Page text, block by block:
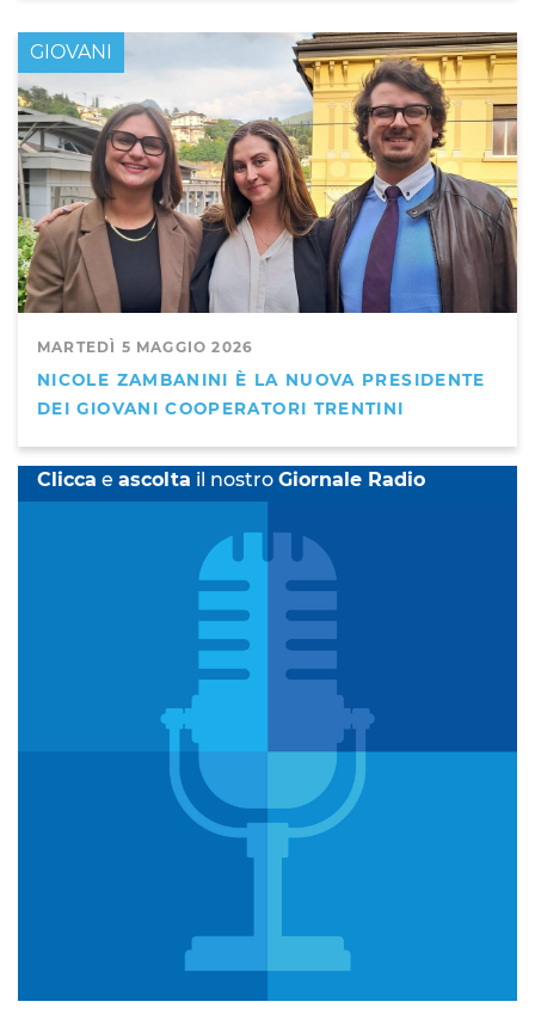
MARTEDÌ 5 MAGGIO 2026
NICOLE ZAMBANINI È LA NUOVA PRESIDENTE
DEI GIOVANI COOPERATORI TRENTINI
GIOVANI
Clicca e ascolta il nostro Giornale Radio